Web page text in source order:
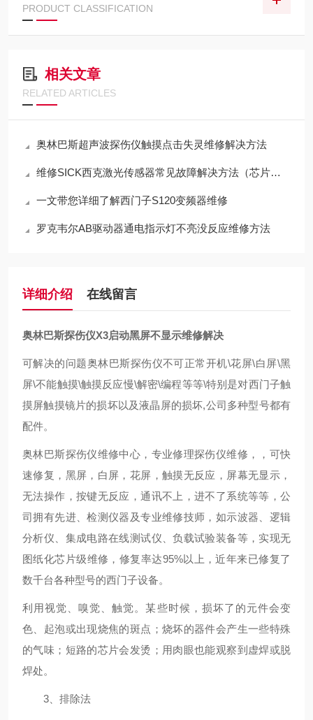
PRODUCT CLASSIFICATION
相关文章
RELATED ARTICLES
奥林巴斯超声波探伤仪触摸点击失灵维修解决方法
维修SICK西克激光传感器常见故障解决方法（芯片级修理）
一文带您详细了解西门子S120变频器维修
罗克韦尔AB驱动器通电指示灯不亮没反应维修方法
详细介绍 在线留言
奥林巴斯探伤仪X3启动黑屏不显示维修解决
可解决的问题奥林巴斯探伤仪不可正常开机\花屏\白屏\黑
屏\不能触摸\触摸反应慢\解密\编程等等\特别是对西门子触
摸屏触摸镜片的损坏以及液晶屏的损坏,公司多种型号都有
配件。
奥林巴斯探伤仪维修中心，专业修理探伤仪维修，，可快
速修复，黑屏，白屏，花屏，触摸无反应，屏幕无显示，
无法操作，按键无反应，通讯不上，进不了系统等等，公
司拥有先进、检测仪器及专业维修技师，如示波器、逻辑
分析仪、集成电路在线测试仪、负载试验装备等，实现无
图纸化芯片级维修，修复率达95%以上，近年来已修复了
数千台各种型号的西门子设备。
利用视觉、嗅觉、触觉。某些时候，损坏了的元件会变
色、起泡或出现烧焦的斑点；烧坏的器件会产生一些特殊
的气味；短路的芯片会发烫；用肉眼也能观察到虚焊或脱
焊处。
3、排除法